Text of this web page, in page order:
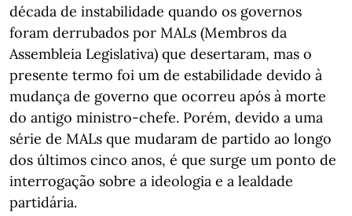
década de instabilidade quando os governos
foram derrubados por MALs (Membros da
Assembleia Legislativa) que desertaram, mas o
presente termo foi um de estabilidade devido à
mudança de governo que ocorreu após à morte
do antigo ministro-chefe. Porém, devido a uma
série de MALs que mudaram de partido ao longo
dos últimos cinco anos, é que surge um ponto de
interrogação sobre a ideologia e a lealdade
partidária.